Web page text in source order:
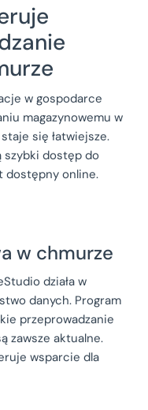
w gospodarce
magazynowemu w
się łatwiejsze.
szybki dostęp do
dostępny online.
w chmurze
działa w
danych. Program
przeprowadzanie
zawsze aktualne.
wsparcie dla